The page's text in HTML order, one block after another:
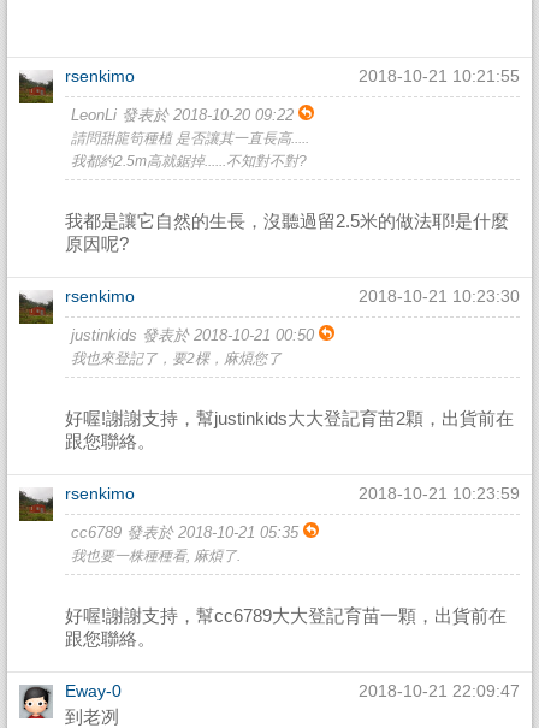
rsenkimo 2018-10-21 10:21:55
LeonLi 發表於 2018-10-20 09:22
請問甜龍筍種植 是否讓其一直長高.....
我都約2.5m高就鋸掉......不知對不對?
我都是讓它自然的生長，沒聽過留2.5米的做法耶!是什麼
原因呢?
rsenkimo 2018-10-21 10:23:30
justinkids 發表於 2018-10-21 00:50
我也來登記了，要2棵，麻煩您了
好喔!謝謝支持，幫justinkids大大登記育苗2顆，出貨前在
跟您聯絡。
rsenkimo 2018-10-21 10:23:59
cc6789 發表於 2018-10-21 05:35
我也要一株種種看, 麻煩了.
好喔!謝謝支持，幫cc6789大大登記育苗一顆，出貨前在
跟您聯絡。
Eway-0 2018-10-21 22:09:47
到老冽